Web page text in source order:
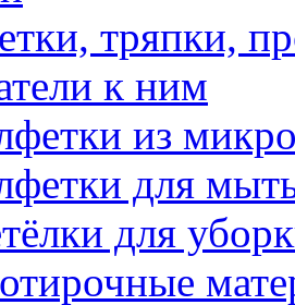
тряпки,
к ним
из
для
для